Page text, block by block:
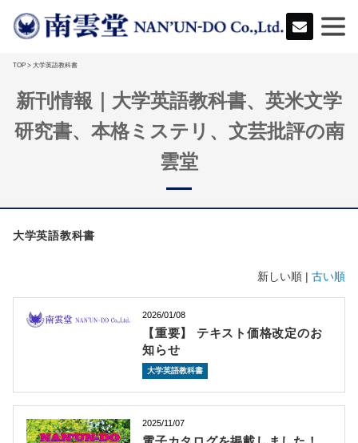
TOP > 大学英語教科書
新刊情報｜大学英語教科書、英米文学
研究書、本格ミステリ、文芸批評の南
雲堂
大学英語教科書
新しい順 | 古い順
2026/01/08
【重要】 テキスト価格改定のお
知らせ
大学英語教科書
2025/11/07